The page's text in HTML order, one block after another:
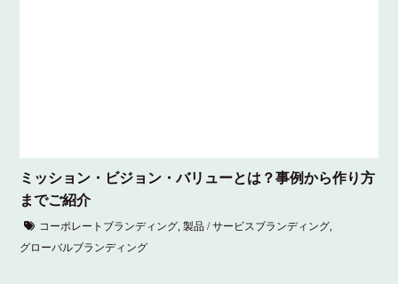
ミッション・ビジョン・バリューとは？事例から作り方
までご紹介
コーポレートブランディング,製品 / サービスブランディング,
グローバルブランディング